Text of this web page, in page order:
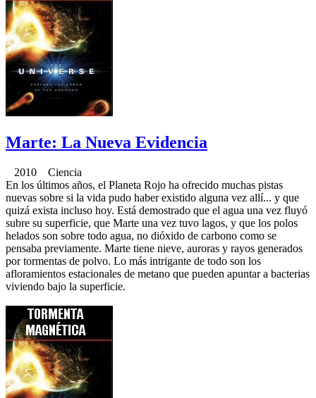
Marte: La Nueva Evidencia
2010 Ciencia
En los últimos años, el Planeta Rojo ha ofrecido muchas pistas
nuevas sobre si la vida pudo haber existido alguna vez allí... y que
quizá exista incluso hoy. Está demostrado que el agua una vez fluyó
subre su superficie, que Marte una vez tuvo lagos, y que los polos
helados son sobre todo agua, no dióxido de carbono como se
pensaba previamente. Marte tiene nieve, auroras y rayos generados
por tormentas de polvo. Lo más intrigante de todo son los
afloramientos estacionales de metano que pueden apuntar a bacterias
viviendo bajo la superficie.